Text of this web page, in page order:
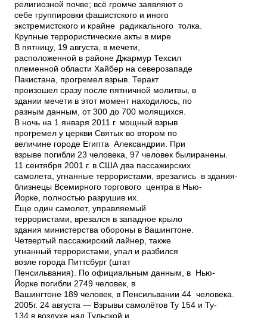
религиозной почве; всё громче заявляют о
себе группировки фашистского и иного
экстремистского и крайне ­ радикального толка.
Крупные террористические акты в мире
В пятницу, 19 августа, в мечети,
расположенной в районе Джармур Техсил
племенной области Хайбер на северо­западе
Пакистана, прогремел взрыв. Теракт
произошел сразу после пятничной молитвы, в
здании мечети в этот момент находилось, по
разным данным, от 300 до 700 молящихся.
В ночь на 1 января 2011 г. мощный взрыв
прогремел у церкви Святых во втором по
величине городе Египта ­ Александрии. При
взрыве погибли 23 человека, 97 человек былиранены.
11 сентября 2001 г. в США два пассажирских
самолета, угнанные террористами, врезались в здания­
близнецы Всемирного торгового центра в Нью­
Йорке, полностью разрушив их.
Еще один самолет, управляемый
террористами, врезался в западное крыло
здания министерства обороны в Вашингтоне.
Четвертый пассажирский лайнер, также
угнанный террористами, упал и разбился
возле города Питтсбург (штат
Пенсильвания). По официальным данным, в Нью­
Йорке погибли 2749 человек, в
Вашингтоне 189 человек, в Пенсильвании 44 человека.
2005г. 24 августа — Взрывы самолётов Ту­ 154 и Ту­
134 в воздухе над Тульской и